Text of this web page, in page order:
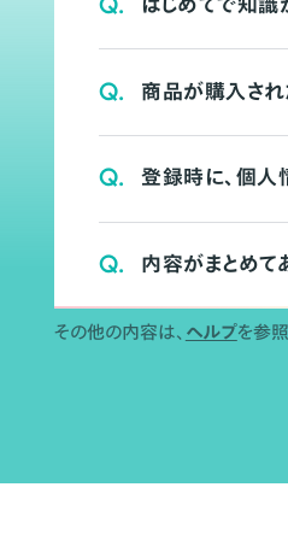
Q. 商品が購入され
Q. 登録時に、個人
Q. 内容がまとめて
その他の内容は、 ヘルプを参